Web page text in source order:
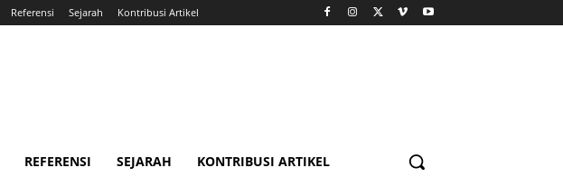
Referensi Sejarah Kontribusi Artikel
REFERENSI SEJARAH KONTRIBUSI ARTIKEL